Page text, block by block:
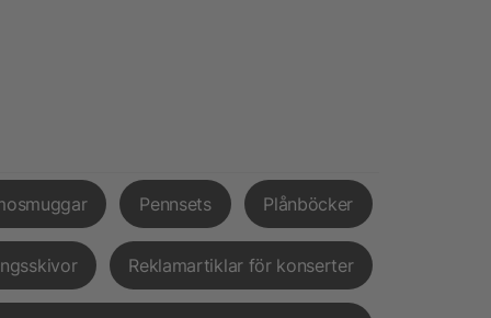
Pennsets Plånböcker
Reklamartiklar för konserter